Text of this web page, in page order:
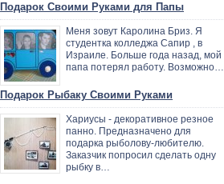
Подарок Своими Руками для Папы
Меня зовут Каролина Бриз. Я
студентка колледжа Сапир , в
Израиле. Больше года назад, мой
папа потерял работу. Возможно…
Подарок Рыбаку Своими Руками
Хариусы - декоративное резное
панно. Предназначено для
подарка рыболову-любителю.
Заказчик попросил сделать одну
рыбку в…